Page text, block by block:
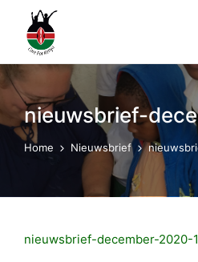
nieuwsbrief-
Home Nieuwsbrief
nieuwsbrief-december-2020-1